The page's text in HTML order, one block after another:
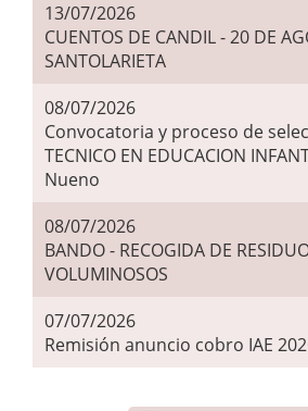
13/07/2026
CUENTOS DE CANDIL - 20 DE
SANTOLARIETA
08/07/2026
Convocatoria y proceso de
TECNICO EN EDUCACION
Nueno
08/07/2026
BANDO - RECOGIDA DE
VOLUMINOSOS
07/07/2026
Remisión anuncio cobro IAE